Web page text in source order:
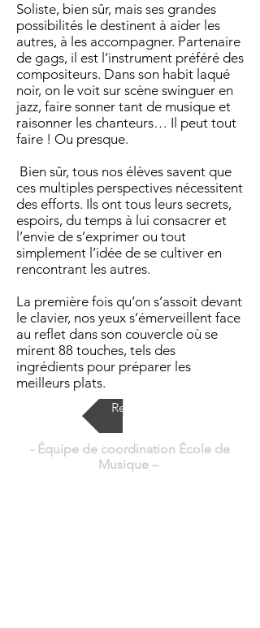
Soliste, bien sûr, mais ses grandes
possibilités le destinent à aider les
autres, à les accompagner. Partenaire
de gags, il est l’instrument préféré des
compositeurs. Dans son habit laqué
noir, on le voit sur scène swinguer en
jazz, faire sonner tant de musique et
raisonner les chanteurs… Il peut tout
faire ! Ou presque.
Bien sûr, tous nos élèves savent que
ces multiples perspectives nécessitent
des efforts. Ils ont tous leurs secrets,
espoirs, du temps à lui consacrer et
l’envie de s’exprimer ou tout
simplement l’idée de se cultiver en
rencontrant les autres.
La première fois qu’on s’assoit devant
le clavier, nos yeux s’émerveillent face
au reflet dans son couvercle où se
mirent 88 touches, tels des
ingrédients pour préparer les
meilleurs plats.
Retour
- Équipe de coordination École de
Musique –